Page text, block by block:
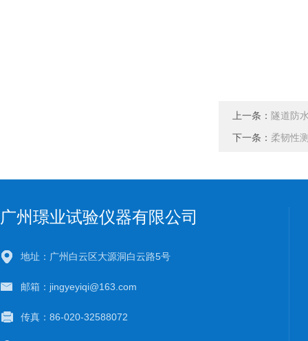
上一条： 隧道防
下一条： 柔韧性
广州璟业试验仪器有限公司
地址：广州白云区大源洞白云路5号
邮箱：jingyeyiqi@163.com
传真：86-020-32588072